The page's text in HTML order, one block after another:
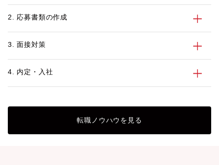
2. 応募書類の作成
3. 面接対策
4. 内定・入社
転職ノウハウを見る